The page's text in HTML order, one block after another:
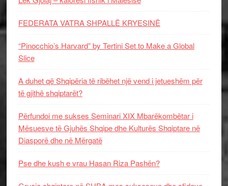
FEDERATA VATRA SHPALLË KRYESINË
“Pinocchio’s Harvard” by Tertini Set to Make a Global
Slice
A duhet që Shqipëria të ribëhet një vend i jetueshëm për
të gjithë shqiptarët?
Përfundoi me sukses Seminari XIX Mbarëkombëtar i
Mësuesve të Gjuhës Shqipe dhe Kulturës Shqiptare në
Diasporë dhe në Mërgatë
Pse dhe kush e vrau Hasan Riza Pashën?